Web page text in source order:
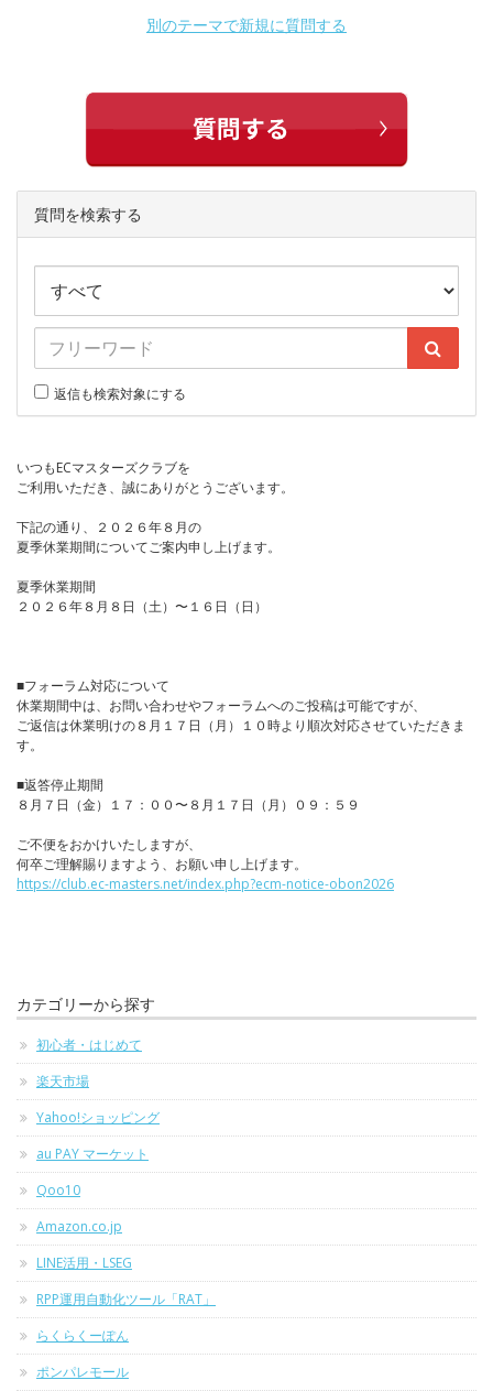
別のテーマで新規に質問する
質問を検索する
返信も検索対象にする
いつもECマスターズクラブを
ご利用いただき、誠にありがとうございます。
下記の通り、２０２６年８月の
夏季休業期間についてご案内申し上げます。
夏季休業期間
２０２６年８月８日（土）〜１６日（日）
■フォーラム対応について
休業期間中は、お問い合わせやフォーラムへのご投稿は可能ですが、
ご返信は休業明けの８月１７日（月）１０時より順次対応させていただきま
す。
■返答停止期間
８月７日（金）１７：００〜８月１７日（月）０９：５９
ご不便をおかけいたしますが、
何卒ご理解賜りますよう、お願い申し上げます。
https://club.ec-masters.net/index.php?ecm-notice-obon2026
カテゴリーから探す
初心者・はじめて
楽天市場
Yahoo!ショッピング
au PAY マーケット
Qoo10
Amazon.co.jp
LINE活用・LSEG
RPP運用自動化ツール「RAT」
らくらくーぽん
ポンパレモール